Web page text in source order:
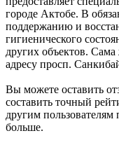
городе Актобе. В
поддержанию и
гигиенического
других объектов.
адресу просп.
Вы можете оставить
составить точный
другим
больше.